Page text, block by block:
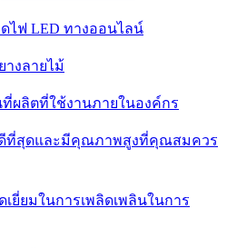
ไฟ LED ทางออนไลน์
างลายไม้
ผลิตที่ใช้งานภายในองค์กร
ที่สุดและมีคุณภาพสูงที่คุณสมควร
ยี่ยมในการเพลิดเพลินในการ